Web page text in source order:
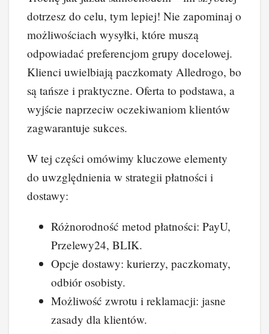
dotrzesz do celu, tym lepiej! Nie zapominaj o
możliwościach wysyłki, które muszą
odpowiadać preferencjom grupy docelowej.
Klienci uwielbiają paczkomaty Alledrogo, bo
są tańsze i praktyczne. Oferta to podstawa, a
wyjście naprzeciw oczekiwaniom klientów
zagwarantuje sukces.
W tej części omówimy kluczowe elementy
do uwzględnienia w strategii płatności i
dostawy:
Różnorodność metod płatności: PayU,
Przelewy24, BLIK.
Opcje dostawy: kurierzy, paczkomaty,
odbiór osobisty.
Możliwość zwrotu i reklamacji: jasne
zasady dla klientów.